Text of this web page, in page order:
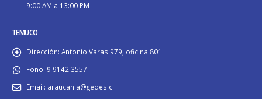
9:00 AM a 13:00 PM
TEMUCO
Dirección: Antonio Varas 979, oficina 801
Fono: 9 9142 3557
Email: araucania@gedes.cl